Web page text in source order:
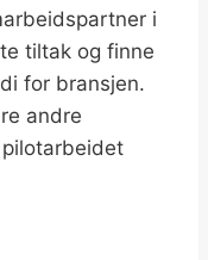
i
tiltak og finne
for bransjen.
andre